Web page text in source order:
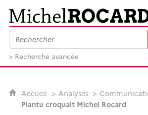
> Recherche avancée
Accueil Analyses
Plantu croquait Michel Rocard